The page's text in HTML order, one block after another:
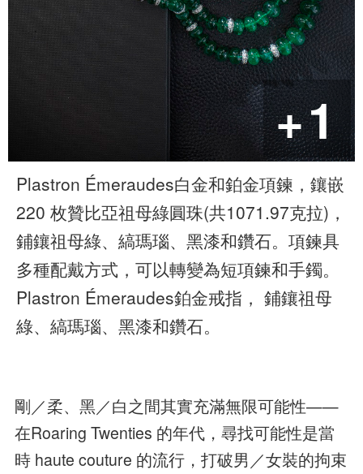
+1
Plastron Émeraudes白金和鉑金項鍊，鑲嵌
220 枚贊比亞祖母綠圓珠(共1071.97克拉)，
鋪鑲祖母綠、縞瑪瑙、黑漆和鑽石。項鍊具
多種配戴方式，可以轉變為短項鍊和手鐲。
Plastron Émeraudes鉑金戒指， 鋪鑲祖母
綠、縞瑪瑙、黑漆和鑽石。
剛／柔、黑／白之間其實充滿無限可能性——
在Roaring Twenties 的年代，尋找可能性是當
時 haute couture 的流行，打破男／女裝的拘束